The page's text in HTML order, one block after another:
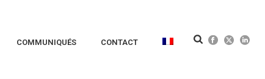
COMMUNIQUÉS CONTACT